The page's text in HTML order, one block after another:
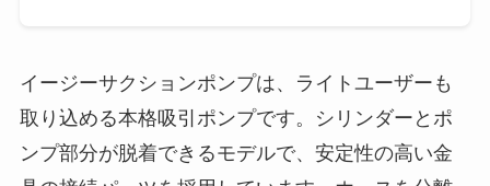
イージーサクションポンプは、ライトユーザーも
取り込める本格吸引ポンプです。シリンダーとポ
ンプ部分が脱着できるモデルで、安定性の高い金